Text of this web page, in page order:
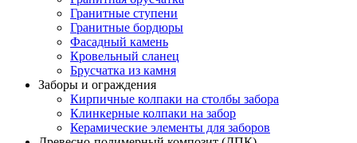
Гранитные ступени
Гранитные бордюры
Фасадный камень
Кровельный сланец
Брусчатка из камня
Заборы и ограждения
Кирпичные колпаки на столбы забора
Клинкерные колпаки на забор
Керамические элементы для заборов